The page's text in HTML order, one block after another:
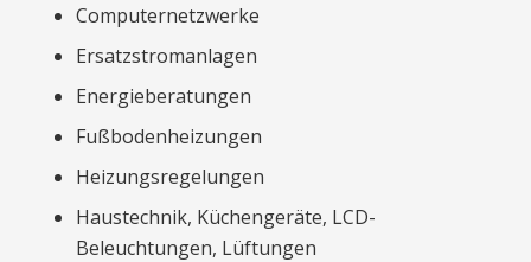
Computernetzwerke
Ersatzstromanlagen
Energieberatungen
Fußbodenheizungen
Heizungsregelungen
Haustechnik, Küchengeräte, LCD-
Beleuchtungen, Lüftungen